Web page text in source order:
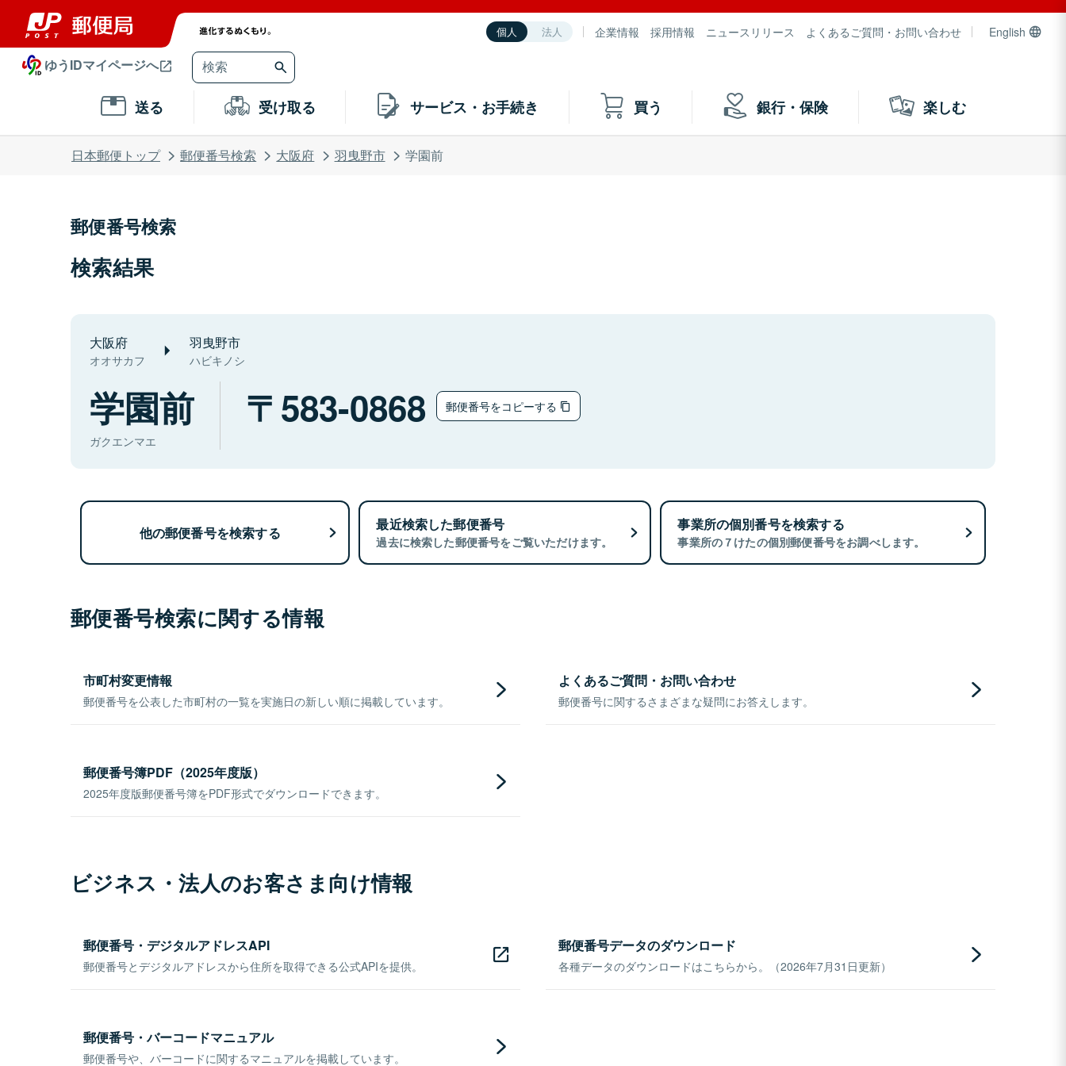
個人 法人 企業情報 採用情報 ニュースリリース よくあるご質問・お問い合わせ English
ゆうIDマイページへ
送る 受け取る サービス・お手続き 買う 銀行・保険 楽しむ
日本郵便トップ 郵便番号検索 大阪府 羽曳野市 学園前
郵便番号検索
検索結果
大阪府
オオサカフ
羽曳野市
ハビキノシ
学園前
ガクエンマエ
583-0868 郵便番号をコピーする
他の郵便番号を検索する 最近検索した郵便番号
過去に検索した郵便番号をご覧いただけます。
事業所の個別番号を検索する
事業所の７けたの個別郵便番号をお調べします。
郵便番号検索に関する情報
市町村変更情報
郵便番号を公表した市町村の一覧を実施日の新しい順に掲載しています。
よくあるご質問・お問い合わせ
郵便番号に関するさまざまな疑問にお答えします。
郵便番号簿PDF（2025年度版）
2025年度版郵便番号簿をPDF形式でダウンロードできます。
ビジネス・法人のお客さま向け情報
郵便番号・デジタルアドレスAPI
郵便番号とデジタルアドレスから住所を取得できる公式APIを提供。
郵便番号データのダウンロード
各種データのダウンロードはこちらから。（2026年7月31日更新）
郵便番号・バーコードマニュアル
郵便番号や、バーコードに関するマニュアルを掲載しています。